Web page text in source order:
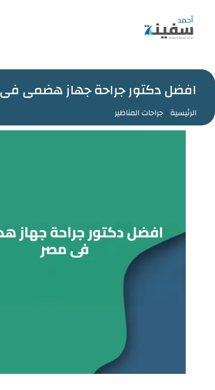
افضل دكتور جراحة جهاز هضمى
الرئيسية -جراحات المناظير